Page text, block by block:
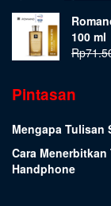
100 ml
Rp
Pintasan
Mengapa Tulisan
Cara
Handphone